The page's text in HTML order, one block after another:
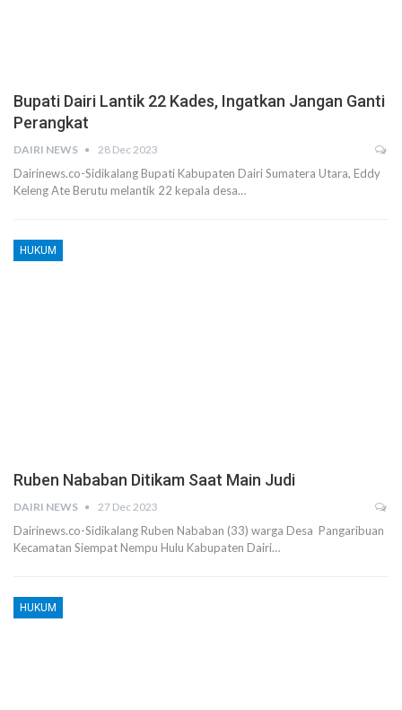
Bupati Dairi Lantik 22 Kades, Ingatkan Jangan Ganti
Perangkat
DAIRI NEWS 28 Dec 2023
Dairinews.co-Sidikalang Bupati Kabupaten Dairi Sumatera Utara, Eddy
Keleng Ate Berutu melantik 22 kepala desa…
HUKUM
Ruben Nababan Ditikam Saat Main Judi
DAIRI NEWS 27 Dec 2023
Dairinews.co-Sidikalang Ruben Nababan (33) warga Desa Pangaribuan
Kecamatan Siempat Nempu Hulu Kabupaten Dairi…
HUKUM